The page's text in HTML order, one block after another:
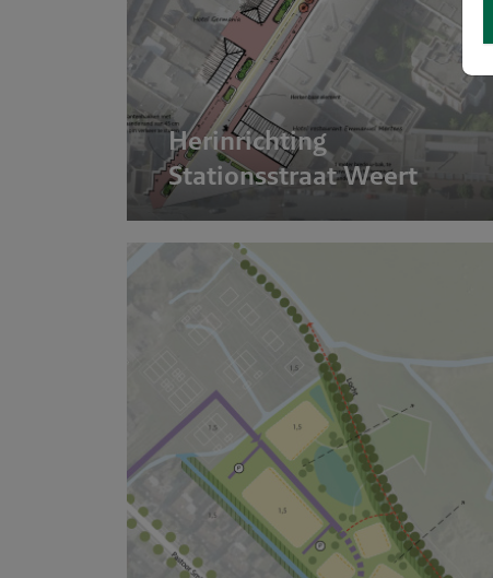
stad
Herinrichting
Stationsstraat Weert